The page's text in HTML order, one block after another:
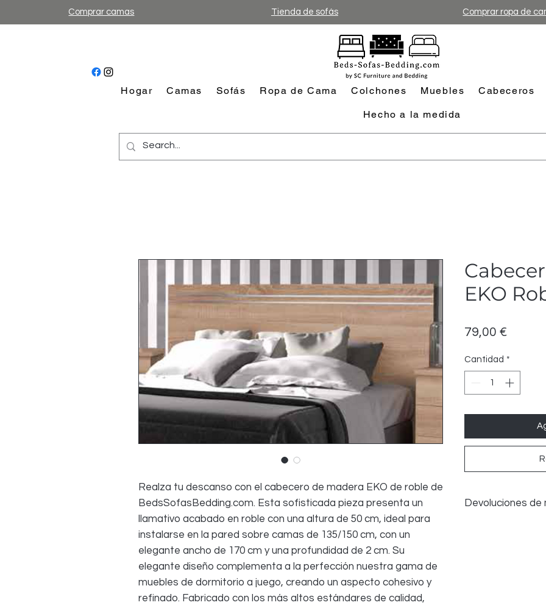
Comprar camas Tienda de sofás Comprar ropa de
Hogar Camas Sofás Ropa de Cama Colchones Muebles Cabeceros
Hecho a la medida
Realza tu descanso con el cabecero de madera EKO de roble de
BedsSofasBedding.com. Esta sofisticada pieza presenta un
llamativo acabado en roble con una altura de 50 cm, ideal para
instalarse en la pared sobre camas de 135/150 cm, con un
elegante ancho de 170 cm y una profundidad de 2 cm. Su
elegante diseño complementa a la perfección nuestra gama de
muebles de dormitorio a juego, creando un aspecto cohesivo y
refinado. Fabricado con los más altos estándares de calidad,
EKO
79,00 €
Cantidad *
Devoluciones de